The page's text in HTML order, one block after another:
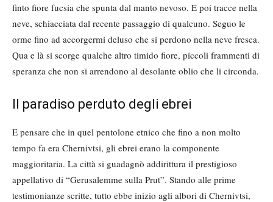
finto fiore fucsia che spunta dal manto nevoso. E poi tracce nella
neve, schiacciata dal recente passaggio di qualcuno. Seguo le
orme fino ad accorgermi deluso che si perdono nella neve fresca.
Qua e là si scorge qualche altro timido fiore, piccoli frammenti di
speranza che non si arrendono al desolante oblio che li circonda.
Il paradiso perduto degli ebrei
E pensare che in quel pentolone etnico che fino a non molto
tempo fa era Chernivtsi, gli ebrei erano la componente
maggioritaria. La città si guadagnò addirittura il prestigioso
appellativo di “Gerusalemme sulla Prut”. Stando alle prime
testimonianze scritte, tutto ebbe inizio agli albori di Chernivtsi,